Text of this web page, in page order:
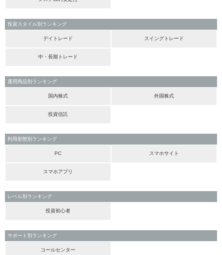
投資スタイル別ランキング
デイトレード スイングトレード
中・長期トレード
運用商品別ランキング
国内株式 外国株式
投資信託
利用形態別ランキング
PC スマホサイト
スマホアプリ
レベル別ランキング
投資初心者
サポート別ランキング
コールセンター